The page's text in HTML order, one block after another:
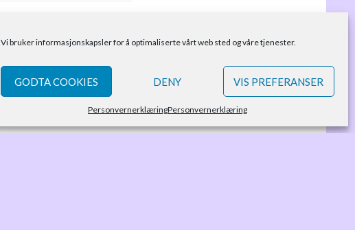
Vi bruker informasjonskapsler for å optimaliserte vårt web sted og våre tjenester.
GODTA COOKIES DENY VIS PREFERANSER
PersonvernerklæringPersonvernerklæring